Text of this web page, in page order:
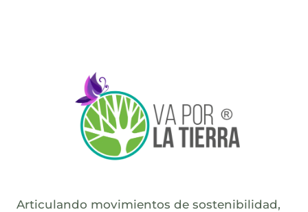
Articulando movimientos de sostenibilidad,